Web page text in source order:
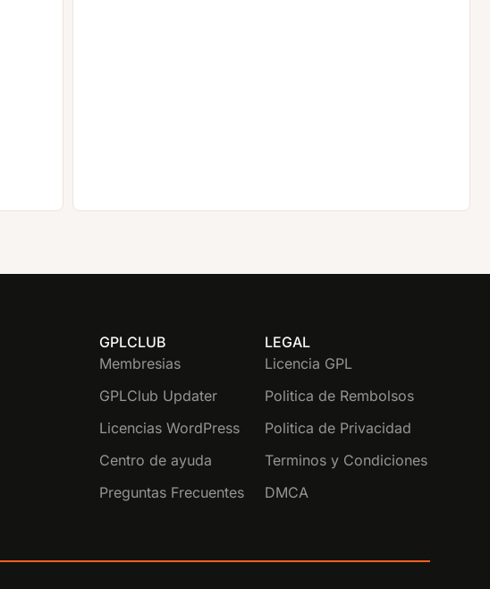
GPLCLUB
Membresias
GPLClub Updater
Licencias WordPress
Centro de ayuda
Preguntas Frecuentes
LEGAL
Licencia GPL
Politica de Rembolsos
Politica de Privacidad
Terminos y Condiciones
DMCA